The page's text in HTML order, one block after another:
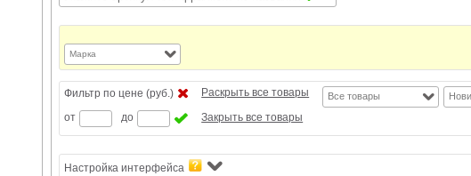
Марка
Фильтр по цене (руб.)
от
до
Раскрыть все товары
Закрыть все товары
Все товары
Настройка интерфейса